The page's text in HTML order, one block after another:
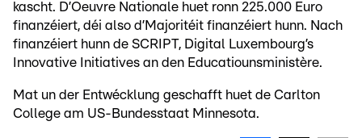
kascht. D’Oeuvre Nationale huet ronn 225.000 Euro
finanzéiert, déi also d’Majoritéit finanzéiert hunn. Nach
finanzéiert hunn de SCRIPT, Digital Luxembourg’s
Innovative Initiatives an den Educatiounsministère.
Mat un der Entwécklung geschafft huet de Carlton
College am US-Bundesstaat Minnesota.